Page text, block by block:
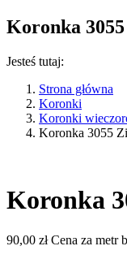
Koronka
Jesteś tutaj:
Strona główna
Koronki
Koronki
Koronka 3055
Koronka
90,00 złCena za metr